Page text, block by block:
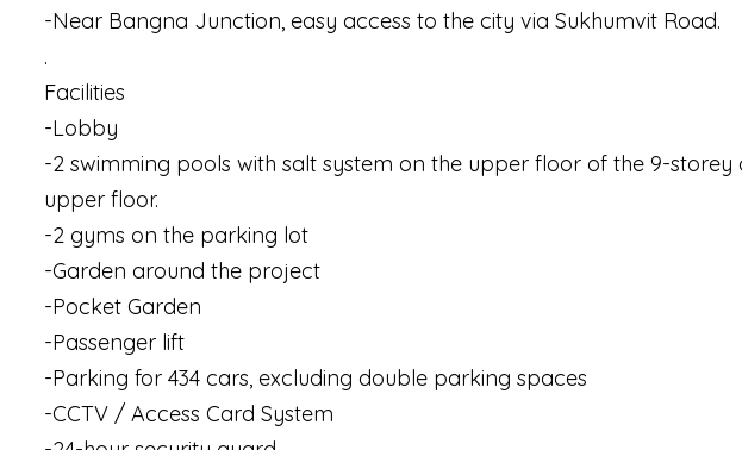
-Near Bangna Junction, easy access to the city via Sukhumvit Road.
.
Facilities
-Lobby
-2 swimming pools with salt system on the upper floor of the 9-
upper floor.
-2 gyms on the parking lot
-Garden around the project
-Pocket Garden
-Passenger lift
-Parking for 434 cars, excluding double parking spaces
-CCTV / Access Card System